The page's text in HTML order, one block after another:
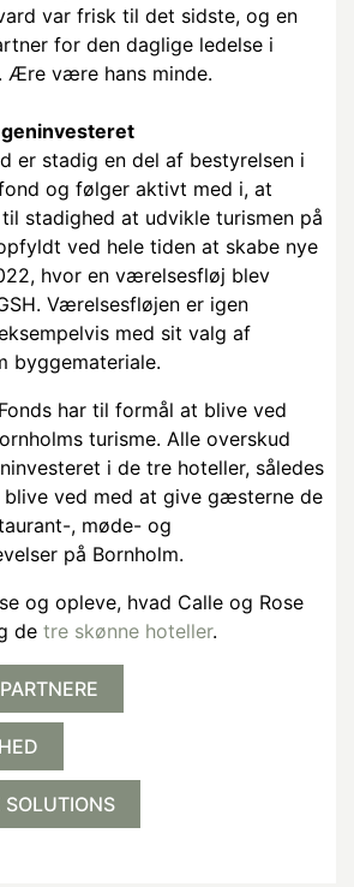
var frisk til det sidste, og en
for den daglige ledelse i
Ære være hans minde.
er stadig en del af bestyrelsen i
og følger aktivt med i, at
stadighed at udvikle turismen på
ved hele tiden at skabe nye
hvor en værelsesfløj blev
Værelsesfløjen er igen
med sit valg af
byggemateriale.
har til formål at blive ved
turisme. Alle overskud
i de tre hoteller, således
blive ved med at give gæsterne de
, møde- og
på Bornholm.
og opleve, hvad Calle og Rose
de tre skønne hoteller.
SOLUTIONS